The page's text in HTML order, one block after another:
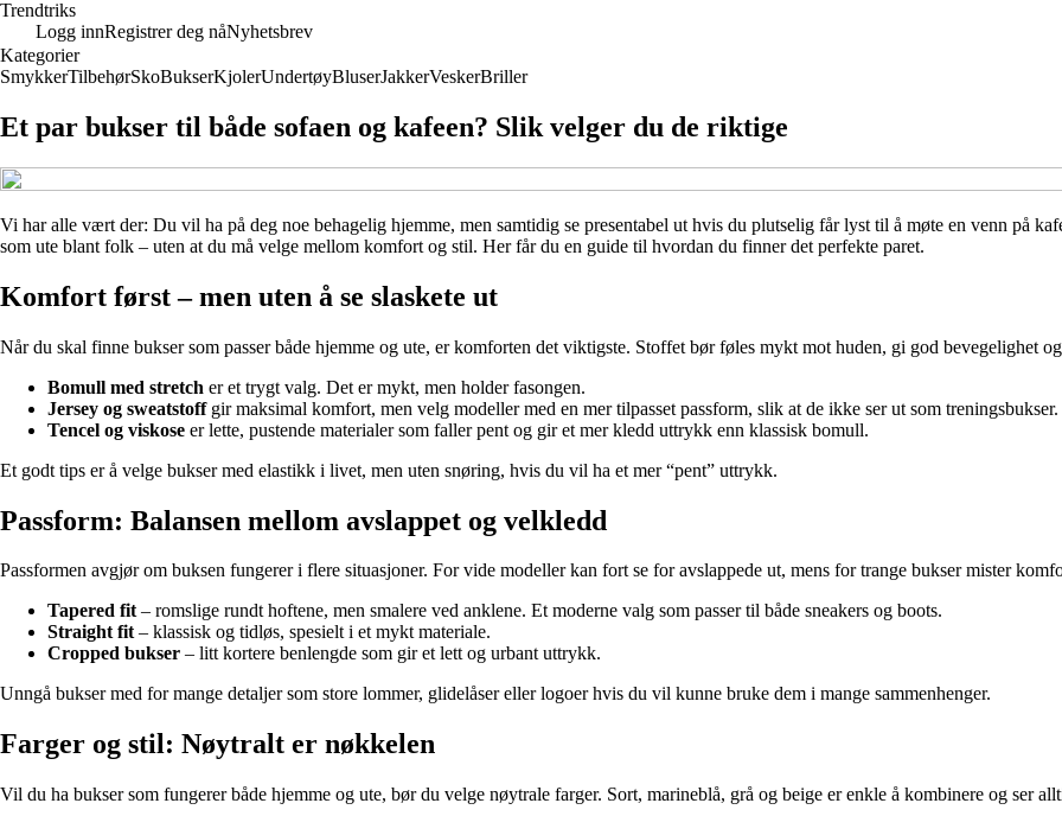
Trendtriks
Logg innRegistrer deg nåNyhetsbrev
Kategorier
SmykkerTilbehørSkoBukserKjolerUndertøyBluserJakkerVeskerBriller
Et par bukser til både sofaen og kafeen? Slik velger du de riktige
Vi har alle vært der: Du vil ha på deg noe behagelig hjemme, men samtidig se presentabel ut hvis du plutselig får lyst til å møte en venn på
som ute blant folk – uten at du må velge mellom komfort og stil. Her får du en guide til hvordan du finner det perfekte paret.
Komfort først – men uten å se slaskete ut
Når du skal finne bukser som passer både hjemme og ute, er komforten det viktigste. Stoffet bør føles mykt mot huden, gi god bevegelighet
Bomull med stretch er et trygt valg. Det er mykt, men holder fasongen.
Jersey og sweatstoffgir maksimal komfort, men velg modeller med en mer tilpasset passform, slik at de ikke ser ut som treningsbukser.
Tencel og viskose er lette, pustende materialer som faller pent og gir et mer kledd uttrykk enn klassisk bomull.
Et godt tips er å velge bukser med elastikk i livet, men uten snøring, hvis du vil ha et mer “pent” uttrykk.
Passform: Balansen mellom avslappet og velkledd
Passformen avgjør om buksen fungerer i flere situasjoner. For vide modeller kan fort se for avslappede ut, mens for trange bukser mister
Tapered fit– romslige rundt hoftene, men smalere ved anklene. Et moderne valg som passer til både sneakers og boots.
Straight fit– klassisk og tidløs, spesielt i et mykt materiale.
Cropped bukser – litt kortere benlengde som gir et lett og urbant uttrykk.
Unngå bukser med for mange detaljer som store lommer, glidelåser eller logoer hvis du vil kunne bruke dem i mange sammenhenger.
Farger og stil: Nøytralt er nøkkelen
Vil du ha bukser som fungerer både hjemme og ute, bør du velge nøytrale farger. Sort, marineblå, grå og beige er enkle å kombinere og ser